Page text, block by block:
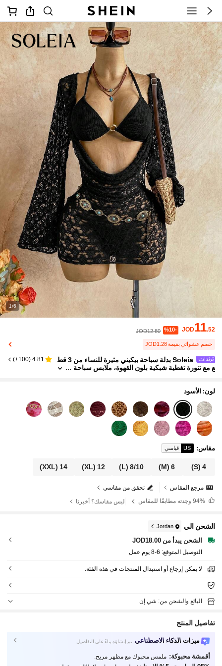
1/6
JOD11.52
%10-
JOD12.80
خصم عشوائي بقيمة JOD1.28
Soleia بدلة سباحة بيكيني مثيرة للنساء من 3 قط
ع مع تنورة تغطية شبكية بلون القهوة، ملابس سباحة
4.81
(
100+
)
لون: الأسود
مقاس:
US قياسي
4
(S)
6
(M)
8/10
(L)
12
(XL)
14
(XXL)
تحقق من مقاسي
مرجع المقاس
وجدته مطابقًا للمقاس ليس مقاسك؟ أخبرنا
الشحن الي Jordan
الشحن يبدأ من JOD18.00
التوصيل المتوقع: 6-8 يوم عمل
لا يمكن إرجاع أو استبدال المنتجات في هذه الفئة.
البائع والشحن من: شي إن
تفاصيل المنتج
ميزات الذكاء الاصطناعي تم إنشاؤه بناءً على التفاصيل
أقمشة محبوكة: ملمس محبوك مع مظهر مريح.